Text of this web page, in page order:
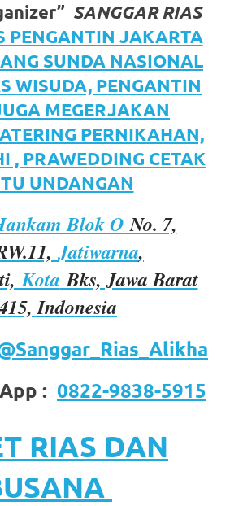
SANGGAR RIAS
PENGANTIN JAKARTA
SUNDA NASIONAL
WISUDA, PENGANTIN
MEGERJAKAN
PERNIKAHAN,
, PRAWEDDING CETAK
UNDANGAN
Blok ONo. 7,
Jatiwarna,
Kota Bks, Jawa Barat
Indonesia
: 0822-9838-5915
RIAS DAN